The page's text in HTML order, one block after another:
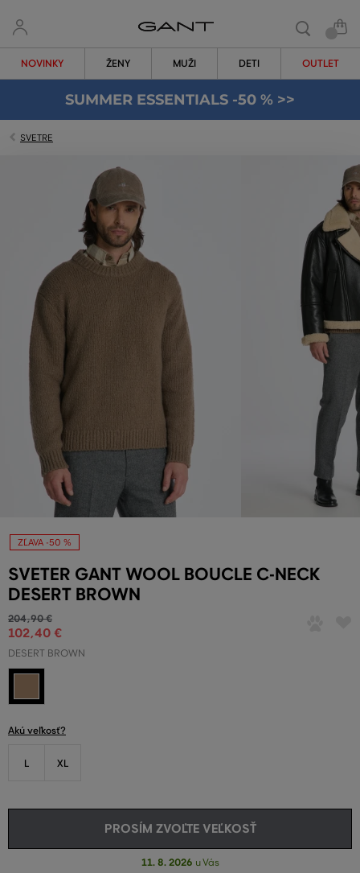
NOVINKY ŽENY MUŽI DETI OUTLET
SUMMER ESSENTIALS -50 % >>
SVETRE
ZĽAVA -50 %
SVETER GANT WOOL BOUCLE C-NECK
DESERT BROWN
204,90 €
102,40 €
DESERT BROWN
Akú veľkosť?
L XL
PROSÍM ZVOĽTE VEĽKOSŤ
11. 8. 2026 u Vás